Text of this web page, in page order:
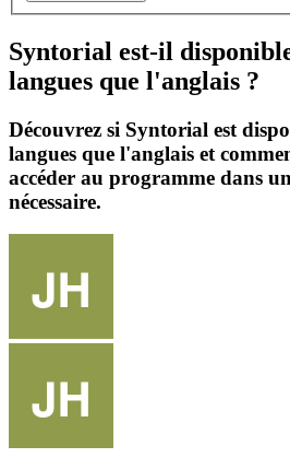
Syntorial est-il
langues que l'anglais ?
Découvrez si Syntorial est
langues que l'anglais et
accéder au programme dans
nécessaire.